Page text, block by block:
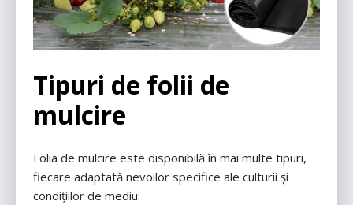
Tipuri de folii de
mulcire
Folia de mulcire este disponibilă în mai multe tipuri,
fiecare adaptată nevoilor specifice ale culturii și
condițiilor de mediu: